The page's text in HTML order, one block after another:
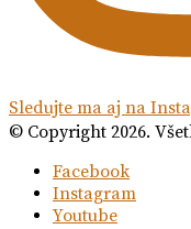
Sledujte ma aj na
© Copyright 2026.
Facebook
Instagram
Youtube